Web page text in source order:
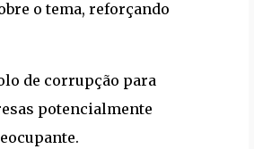
o tema, reforçando
de corrupção para
potencialmente